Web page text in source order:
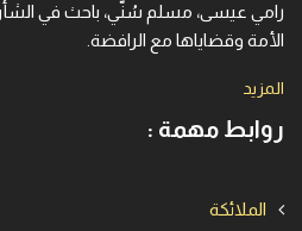
رامي عيسى، مسلم سُنّي، باحث في
الأمة وقضاياها مع الرافضة.
المزيد
روابط مهمة :
الملائكة